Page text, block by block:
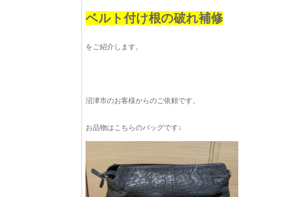
ベルト付け根の破れ補修
をご紹介します。
沼津市のお客様からのご依頼です。
お品物はこちらのバッグです↓